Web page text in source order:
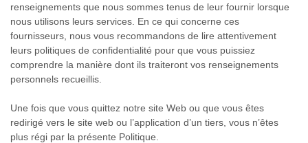
renseignements que nous sommes tenus de leur fournir lorsque
nous utilisons leurs services. En ce qui concerne ces
fournisseurs, nous vous recommandons de lire attentivement
leurs politiques de confidentialité pour que vous puissiez
comprendre la manière dont ils traiteront vos renseignements
personnels recueillis.
Une fois que vous quittez notre site Web ou que vous êtes
redirigé vers le site web ou l’application d’un tiers, vous n’êtes
plus régi par la présente Politique.